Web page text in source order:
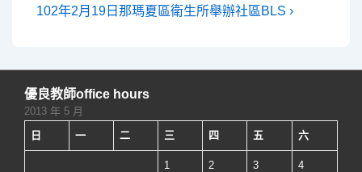
文
導
覽
Next
102年2月19日那瑪夏區衛生所舉辦社區BLS ›
優良教師office hours
2013 年 5 月
日
一 二 三 四 五 六
1 2 3 4